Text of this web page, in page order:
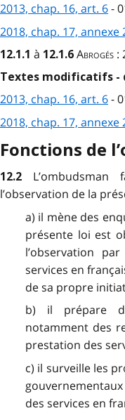
2013, chap. 16, art. 6-
2018, chap. 17, annexe
12.1.1 à 12.1.6 Abrogés :
Textes modificatifs -
2013, chap. 16, art. 6-
2018, chap. 17, annexe
Fonctions de
12.2
l’observation de la
a) il mène des
présente loi est
l’observation
services en
de sa propre
b) il prépare
notamment des
prestation des
c) il surveille les
des services en